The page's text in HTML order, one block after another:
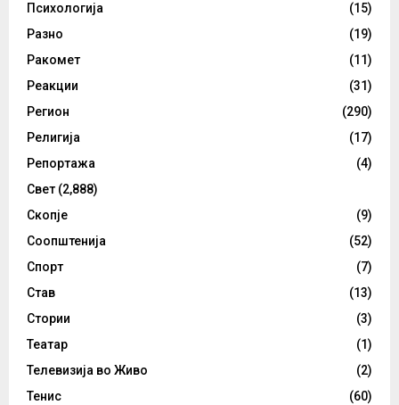
Психологија
(15)
Разно
(19)
Ракомет
(11)
Реакции
(31)
Регион
(290)
Религија
(17)
Репортажа
(4)
Свет (2,888)
Скопје
(9)
Соопштенија
(52)
Спорт
(7)
Став
(13)
Стории
(3)
Театар
(1)
Телевизија во Живо
(2)
Тенис
(60)